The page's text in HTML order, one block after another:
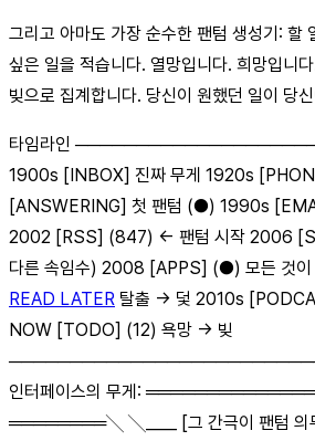
그리고 아마도 가장 순수한 팬텀 생성기:
싶은 일을 적습니다. 열망입니다. 희망입니
빚으로 집계합니다. 당신이 원했던 일이 당
타임라인
1900s [INBOX] 진짜 무게 1920s
[ANSWERING] 첫 팬텀 (●) 1990s
2002 [RSS] (847) ← 팬텀 시작 2006
다른 속임수) 2008 [APPS] (●) 모든 것이
READ LATER 탈출 → 덫 2010s
NOW [TODO] (12) 욕망 → 빚
인터페이스의 무게:
════════╲ ╲____ [그 간극이 팬텀 의